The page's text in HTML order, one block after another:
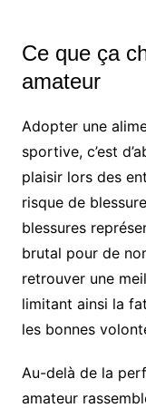
Ce que ça
amateur
Adopter une
sportive, c’est
plaisir lors des
risque de
blessures
brutal pour de
retrouver une
limitant ainsi la
les bonnes
Au-delà de la
amateur